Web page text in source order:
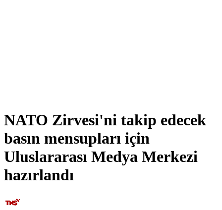
NATO Zirvesi'ni takip edecek
basın mensupları için
Uluslararası Medya Merkezi
hazırlandı